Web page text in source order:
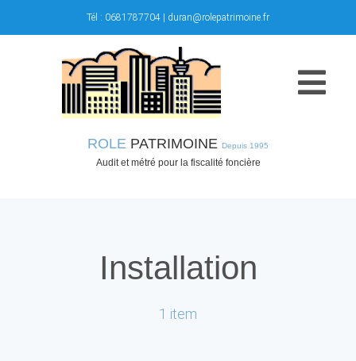
Tél : 0681787704 duran@rolepatrimoine.fr
ROLE PATRIMOINE Depuis 1995
Audit et métré pour la fiscalité foncière
Installation
1 item